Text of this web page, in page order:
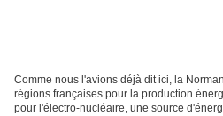
Comme nous l'avions déjà dit ici, la
régions françaises pour la production
pour l'électro-nucléaire, une source